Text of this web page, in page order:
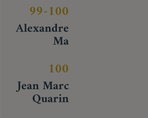
99-100
Alexandre
Ma
100
Jean Marc
Quarin